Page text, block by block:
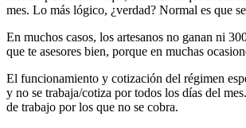
mes. Lo más lógico, ¿verdad? Normal es que
En muchos casos, los artesanos no ganan ni
que te asesores bien, porque en muchas
El funcionamiento y cotización del régimen
y no se trabaja/cotiza por todos los días del
de trabajo por los que no se cobra.